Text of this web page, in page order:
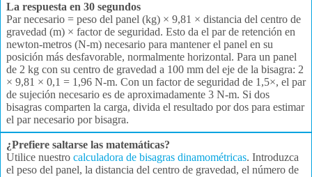
La respuesta en 30 segundos
Par necesario = peso del panel (kg) × 9,81 × distancia del centro de
gravedad (m) × factor de seguridad. Esto da el par de retención en
newton-metros (N-m) necesario para mantener el panel en su
posición más desfavorable, normalmente horizontal. Para un panel
de 2 kg con su centro de gravedad a 100 mm del eje de la bisagra: 2
× 9,81 × 0,1 = 1,96 N-m. Con un factor de seguridad de 1,5×, el par
de sujeción necesario es de aproximadamente 3 N-m. Si dos
bisagras comparten la carga, divida el resultado por dos para estimar
el par necesario por bisagra.
¿Prefiere saltarse las matemáticas?
Utilice nuestro calculadora de bisagras dinamométricas. Introduzca
el peso del panel, la distancia del centro de gravedad, el número de